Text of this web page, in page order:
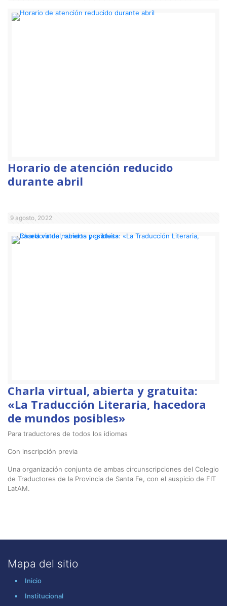
Horario de atención reducido
durante abril
9 agosto, 2022
Charla virtual, abierta y gratuita:
«La Traducción Literaria, hacedora
de mundos posibles»
Para traductores de todos los idiomas
Con inscripción previa
Una organización conjunta de ambas circunscripciones del Colegio
de Traductores de la Provincia de Santa Fe, con el auspicio de FIT
LatAM.
Mapa del sitio
Inicio
Institucional